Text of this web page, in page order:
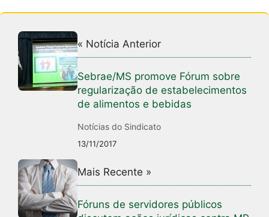
k
« Notícia Anterior
Sebrae/MS promove Fórum sobre
regularização de estabelecimentos
de alimentos e bebidas
Notícias do Sindicato
13/11/2017
Mais Recente »
Fóruns de servidores públicos